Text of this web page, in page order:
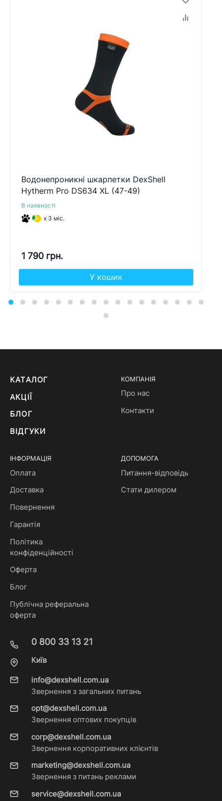
Водонепроникні шкарпетки DexShell
Hytherm Pro DS634 XL (47-49)
В наявності
x 3 міс.
1 790 грн.
У кошик
КАТАЛОГ
АКЦІЇ
БЛОГ
ВІДГУКИ
КОМПАНІЯ
Про нас
Контакти
ІНФОРМАЦІЯ
Оплата
Доставка
Повернення
Гарантія
Політика
конфіденційності
Оферта
Блог
Публічна реферальна
оферта
ДОПОМОГА
Питання-відповідь
Стати дилером
0 800 33 13 21
Київ
info@dexshell.com.ua
Звернення з загальних питань
opt@dexshell.com.ua
Звернення оптових покупців
corp@dexshell.com.ua
Звернення корпоративних клієнтів
marketing@dexshell.com.ua
Звернення з питань реклами
service@dexshell.com.ua